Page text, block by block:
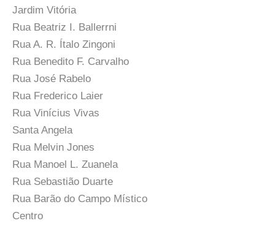
Jardim Vitória
Rua Beatriz I. Ballerrni
Rua A. R. Ítalo Zingoni
Rua Benedito F. Carvalho
Rua José Rabelo
Rua Frederico Laier
Rua Vinícius Vivas
Santa Angela
Rua Melvin Jones
Rua Manoel L. Zuanela
Rua Sebastião Duarte
Rua Barão do Campo Místico
Centro